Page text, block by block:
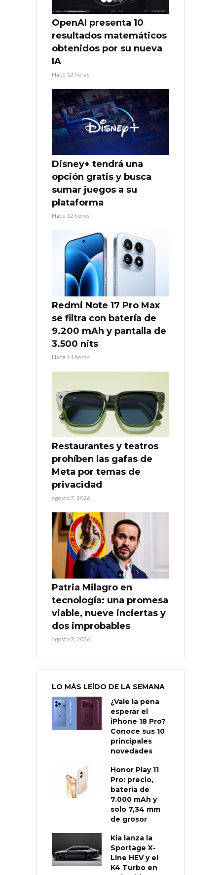
OpenAI presenta 10
resultados matemáticos
obtenidos por su nueva
IA
Hace 12 horas
Disney+ tendrá una
opción gratis y busca
sumar juegos a su
plataforma
Hace 12 horas
Redmi Note 17 Pro Max
se filtra con batería de
9.200 mAh y pantalla de
3.500 nits
Hace 14 horas
Restaurantes y teatros
prohíben las gafas de
Meta por temas de
privacidad
agosto 7, 2026
Patria Milagro en
tecnología: una promesa
viable, nueve inciertas y
dos improbables
agosto 7, 2026
LO MÁS LEÍDO DE LA SEMANA
¿Vale la pena
esperar el
iPhone 18 Pro?
Conoce sus 10
principales
novedades
Honor Play 11
Pro: precio,
batería de
7.000 mAh y
solo 7,34 mm
de grosor
Kia lanza la
Sportage X-
Line HEV y el
K4 Turbo en